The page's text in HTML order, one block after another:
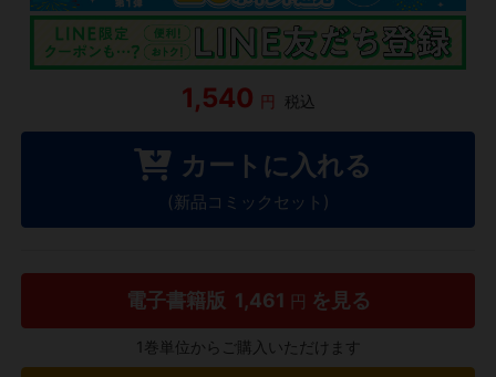
1,540 円 税込
カートに入れる
(新品コミックセット)
電子書籍版 1,461 円 を見る
1巻単位からご購入いただけます